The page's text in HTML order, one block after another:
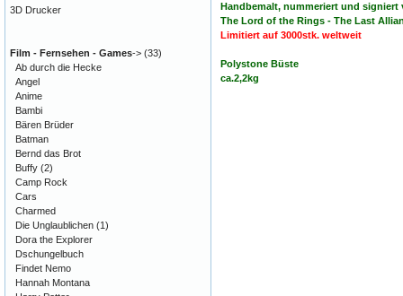
Handbemalt, nummeriert und signiert
The Lord of the Rings - The Last
Limitiert auf 3000stk. weltweit
Polystone Büste
ca.2,2kg
3D Drucker
Film - Fernsehen - Games-> (33)
Ab durch die Hecke
Angel
Anime
Bambi
Bären Brüder
Batman
Bernd das Brot
Buffy (2)
Camp Rock
Cars
Charmed
Die Unglaublichen (1)
Dora the Explorer
Dschungelbuch
Findet Nemo
Hannah Montana